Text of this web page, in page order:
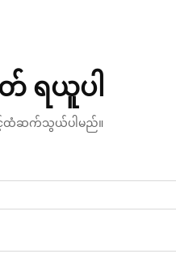
ရယူပါ
ထံဆက်သွယ်ပါမည်။